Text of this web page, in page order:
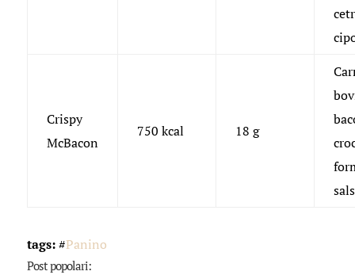
Crispy
McBacon
750 kcal 18 g
tags:#Panino
Post popolari: